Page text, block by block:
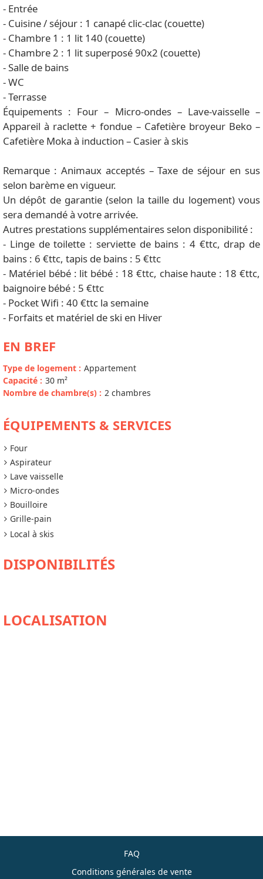
- Entrée
- Cuisine / séjour : 1 canapé clic-clac (couette)
- Chambre 1 : 1 lit 140 (couette)
- Chambre 2 : 1 lit superposé 90x2 (couette)
- Salle de bains
- WC
- Terrasse
Équipements : Four – Micro-ondes – Lave-vaisselle –
Appareil à raclette + fondue – Cafetière broyeur Beko –
Cafetière Moka à induction – Casier à skis
Remarque : Animaux acceptés – Taxe de séjour en sus
selon barème en vigueur.
Un dépôt de garantie (selon la taille du logement) vous
sera demandé à votre arrivée.
Autres prestations supplémentaires selon disponibilité :
- Linge de toilette : serviette de bains : 4 €ttc, drap de
bains : 6 €ttc, tapis de bains : 5 €ttc
- Matériel bébé : lit bébé : 18 €ttc, chaise haute : 18 €ttc,
baignoire bébé : 5 €ttc
- Pocket Wifi : 40 €ttc la semaine
- Forfaits et matériel de ski en Hiver
EN BREF
Type de logement : Appartement
Capacité : 30 m²
Nombre de chambre(s) : 2 chambres
ÉQUIPEMENTS & SERVICES
Four
Aspirateur
Lave vaisselle
Micro-ondes
Bouilloire
Grille-pain
Local à skis
DISPONIBILITÉS
FAQ
Conditions générales de vente